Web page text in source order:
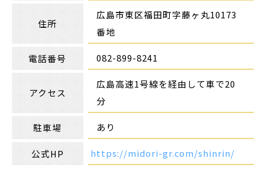
住所
広島市東区福田町字藤ヶ丸10173
番地
電話番号 082-899-8241
アクセス
広島高速1号線を経由して車で20
分
駐車場 あり
公式HP https://midori-gr.com/shinrin/